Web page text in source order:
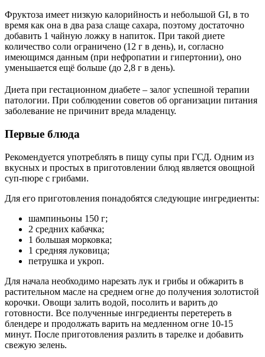
Фруктоза имеет низкую калорийность и небольшой GI, в то
время как она в два раза слаще сахара, поэтому достаточно
добавить 1 чайную ложку в напиток. При такой диете
количество соли ограничено (12 г в день), и, согласно
имеющимся данным (при нефропатии и гипертонии), оно
уменьшается ещё больше (до 2,8 г в день).
Диета при гестационном диабете – залог успешной терапии
патологии. При соблюдении советов об организации питания
заболевание не причинит вреда младенцу.
Первые блюда
Рекомендуется употреблять в пищу супы при ГСД. Одним из
вкусных и простых в приготовлении блюд является овощной
суп-пюре с грибами.
Для его приготовления понадобятся следующие ингредиенты:
шампиньоны 150 г;
2 средних кабачка;
1 большая морковка;
1 средняя луковица;
петрушка и укроп.
Для начала необходимо нарезать лук и грибы и обжарить в
растительном масле на среднем огне до получения золотистой
корочки. Овощи залить водой, посолить и варить до
готовности. Все полученные ингредиенты перетереть в
блендере и продолжать варить на медленном огне 10-15
минут. После приготовления разлить в тарелке и добавить
свежую зелень.